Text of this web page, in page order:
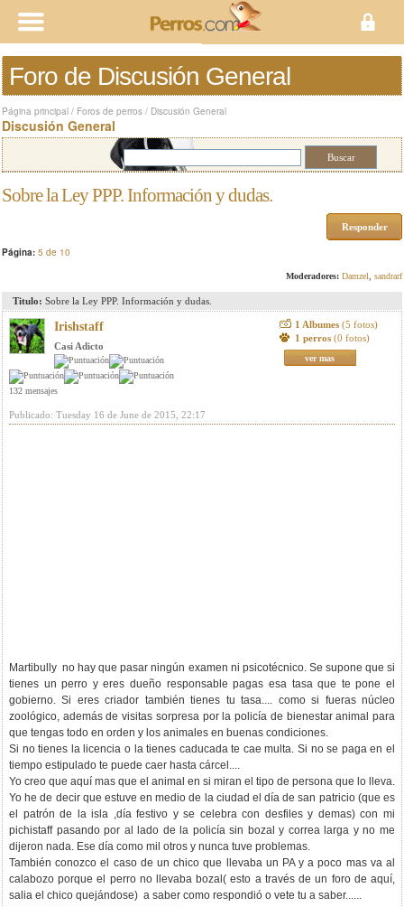
Foro de Discusión General
Página principal / Foros de perros / Discusión General
Discusión General
Sobre la Ley PPP. Información y dudas.
Responder
Página: 5 de 10
Moderadores: Damzel sandrarf
Titulo: Sobre la Ley PPP. Información y dudas.
Irishstaff
Casi Adicto
132 mensajes
1 Albumes (5 fotos)
1 perros (0 fotos)
ver mas
Publicado: Tuesday 16 de June de 2015, 22:17
Martibully no hay que pasar ningún examen ni psicotécnico. Se supone que si
tienes un perro y eres dueño responsable pagas esa tasa que te pone el
gobierno. Si eres criador también tienes tu tasa.... como si fueras núcleo
zoológico, además de visitas sorpresa por la policía de bienestar animal para
que tengas todo en orden y los animales en buenas condiciones.
Si no tienes la licencia o la tienes caducada te cae multa. Si no se paga en el
tiempo estipulado te puede caer hasta cárcel....
Yo creo que aquí mas que el animal en si miran el tipo de persona que lo lleva.
Yo he de decir que estuve en medio de la ciudad el día de san patricio (que es
el patrón de la isla ,día festivo y se celebra con desfiles y demas) con mi
pichistaff pasando por al lado de la policía sin bozal y correa larga y no me
dijeron nada. Ese día como mil otros y nunca tuve problemas.
También conozco el caso de un chico que llevaba un PA y a poco mas va al
calabozo porque el perro no llevaba bozal( esto a través de un foro de aquí,
salia el chico quejándose) a saber como respondió o vete tu a saber......